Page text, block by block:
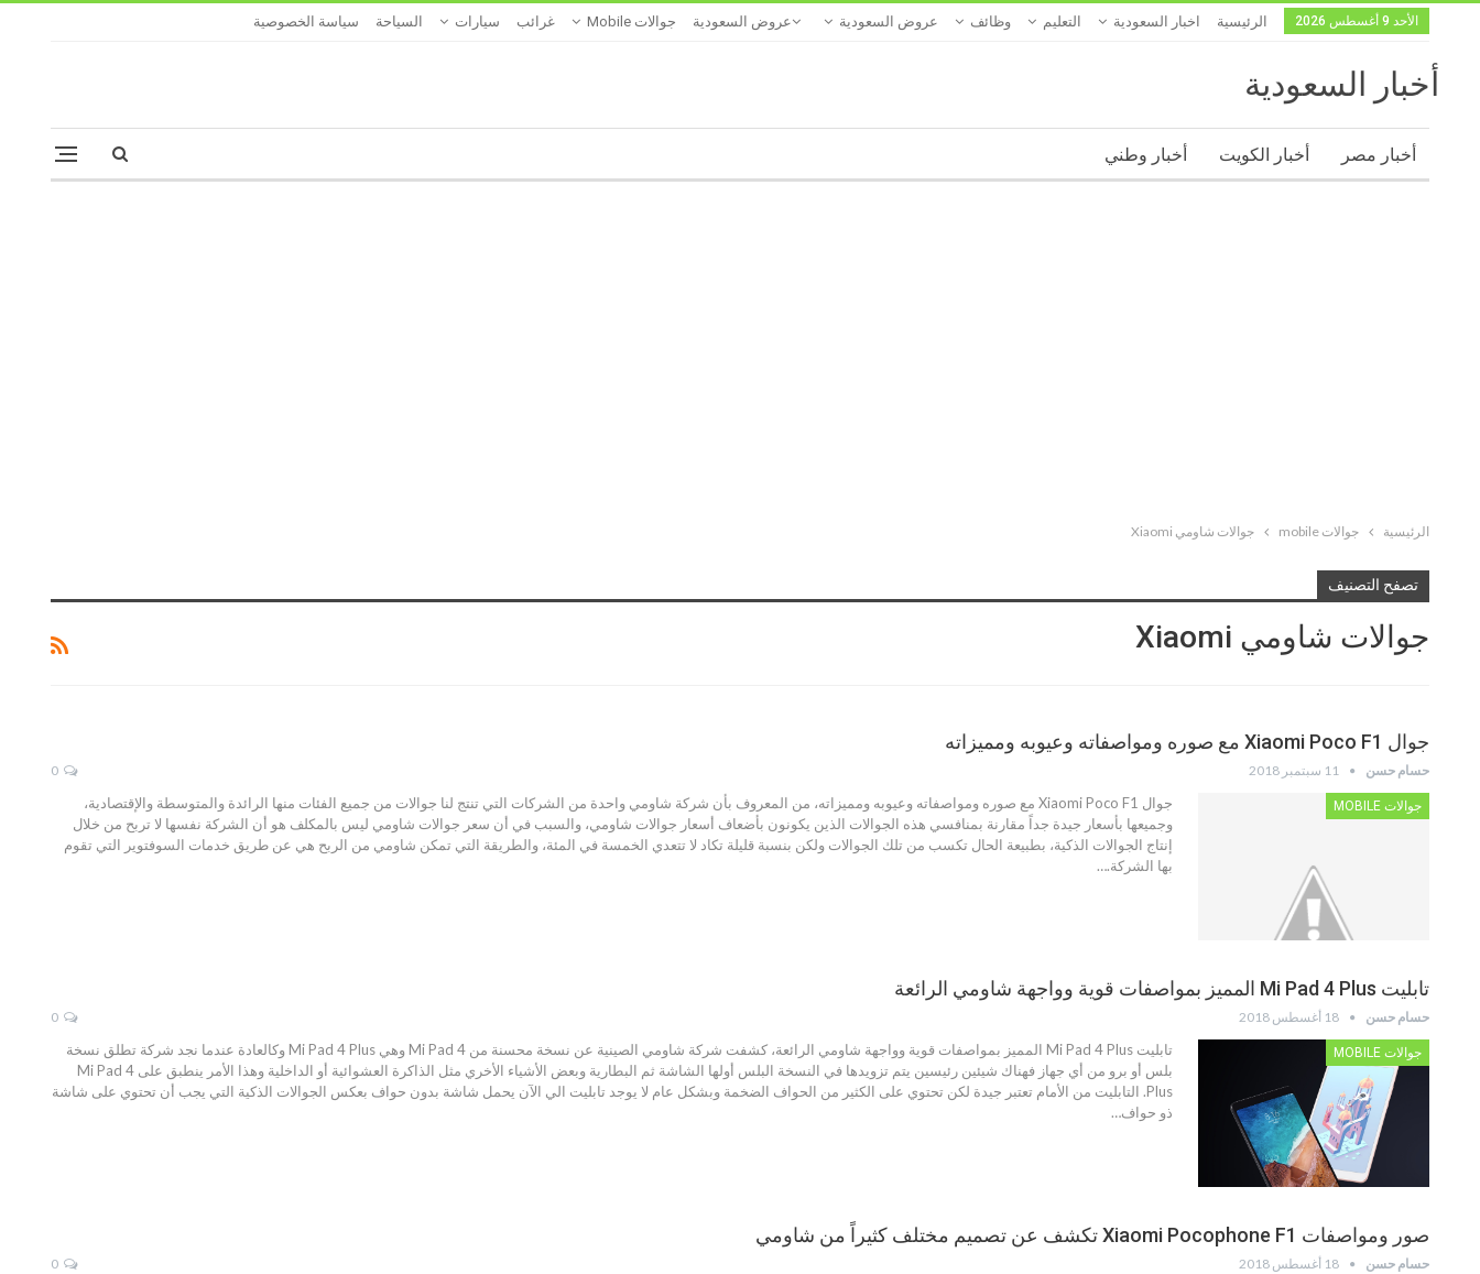
الأحد 9 أغسطس 2026 الرئيسية اخبار السعودية التعليم وظائف عروض السعودية عروض السعودية جوالات Mobile غرائب سيارات السياحة سياسة الخصوصية
أخبار السعودية
أخبار مصر أخبار الكويت أخبار وطني
الرئيسية جوالات mobile جوالات شاومي Xiaomi
تصفح التصنيف
جوالات شاومي Xiaomi
جوال Xiaomi Poco F1 مع صوره ومواصفاته وعيوبه ومميزاته
حسام حسن 11 سبتمبر 2018
جوالات MOBILE
جوال Xiaomi Poco F1 مع صوره ومواصفاته وعيوبه ومميزاته، من المعروف بأن شركة شاومي واحدة من الشركات التي تنتج لنا جوالات من جميع الفئات منها الرائدة والمتوسطة والإقتصادية،
وجميعها بأسعار جيدة جداً مقارنة بمنافسي هذه الجوالات الذين يكونون بأضعاف أسعار جوالات شاومي، والسبب في أن سعر جوالات شاومي ليس بالمكلف هو أن الشركة نفسها لا تربح من خلال
إنتاج الجوالات الذكية، بطبيعة الحال تكسب من تلك الجوالات ولكن بنسبة قليلة تكاد لا تتعدي الخمسة في المئة، والطريقة التي تمكن شاومي من الربح هي عن طريق خدمات السوفتوير التي تقوم
بها الشركة.…
تابليت Mi Pad 4 Plus المميز بمواصفات قوية وواجهة شاومي الرائعة
حسام حسن 18 أغسطس 2018
جوالات MOBILE
تابليت Mi Pad 4 Plus المميز بمواصفات قوية وواجهة شاومي الرائعة، كشفت شركة شاومي الصينية عن نسخة محسنة من Mi Pad 4 وهي Mi Pad 4 Plus وكالعادة عندما نجد شركة تطلق نسخة
بلس أو برو من أي جهاز فهناك شيئين رئيسين يتم تزويدها في النسخة البلس أولها الشاشة ثم البطارية وبعض الأشياء الأخري مثل الذاكرة العشوائية أو الداخلية وهذا الأمر ينطبق على Mi Pad 4
Plus. التابليت من الأمام تعتبر جيدة لكن تحتوي على الكثير من الحواف الضخمة وبشكل عام لا يوجد تابليت الي الآن يحمل شاشة بدون حواف بعكس الجوالات الذكية التي يجب أن تحتوي على شاشة
ذو حواف…
صور ومواصفات Xiaomi Pocophone F1 تكشف عن تصميم مختلف كثيراً من شاومي
حسام حسن 18 أغسطس 2018